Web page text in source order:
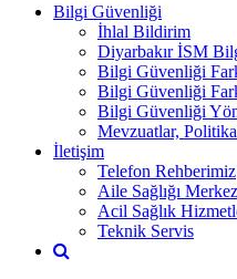
Bilgi Güvenliği
İhlal Bildirim
Diyarbakır İSM
Bilgi Güvenliği
Bilgi Güvenliği
Bilgi Güvenliği
Mevzuatlar,
İletişim
Telefon Rehberimiz
Aile Sağlığı
Acil Sağlık
Teknik Servis